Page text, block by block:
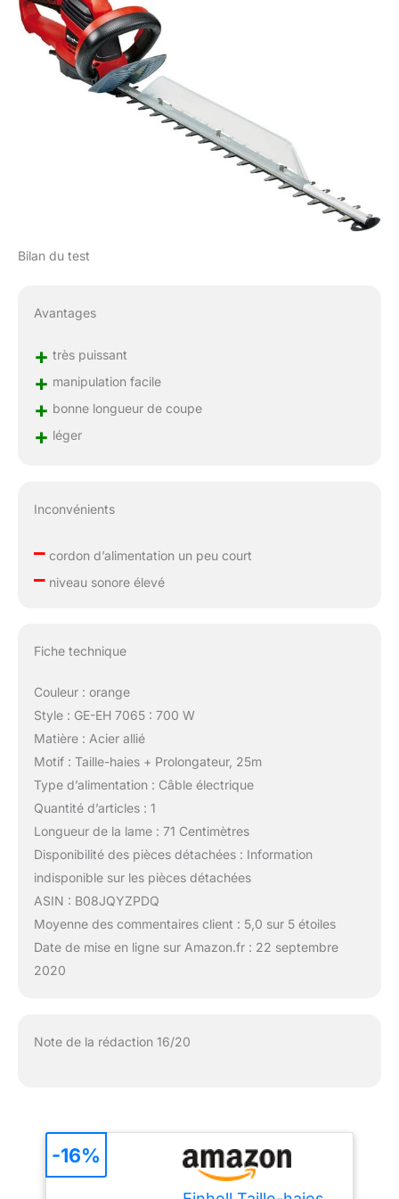
Bilan du test
Avantages
+ très puissant
+ manipulation facile
+ bonne longueur de coupe
+ léger
Inconvénients
–cordon d’alimentation un peu court
–niveau sonore élevé
Fiche technique
Couleur : orange
Style : GE-EH 7065 : 700 W
Matière : Acier allié
Motif : Taille-haies + Prolongateur, 25m
Type d’alimentation : Câble électrique
Quantité d’articles : 1
Longueur de la lame : 71 Centimètres
Disponibilité des pièces détachées : Information
indisponible sur les pièces détachées
ASIN : B08JQYZPDQ
Moyenne des commentaires client : 5,0 sur 5 étoiles
Date de mise en ligne sur Amazon.fr : 22 septembre
2020
Note de la rédaction 16/20
-16%